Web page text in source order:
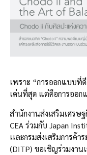
เพราะ “การออกแบบที่
เด่นที่สุด แต่คือการออ
สำนักงานส่งเสริมเศรษ
CEA ร่วมกับ Japan
เเละกรมส่งเสริมการค้
(DITP) ขอเชิญร่วมงาน